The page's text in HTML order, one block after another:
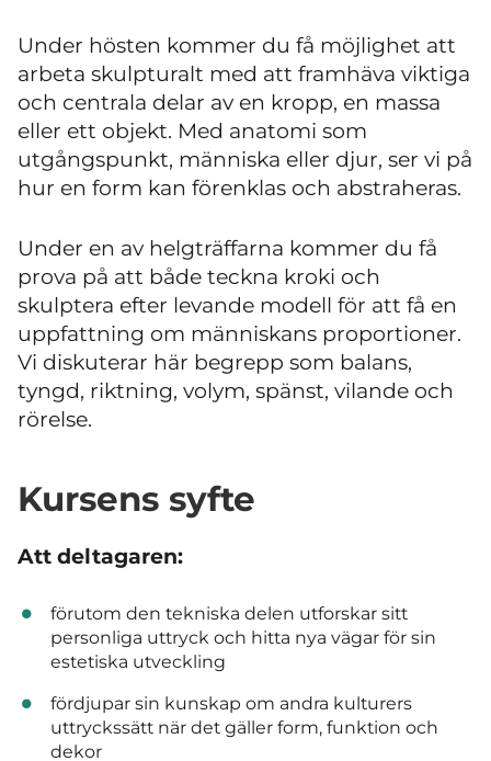
Under hösten kommer du få möjlighet att
arbeta skulpturalt med att framhäva viktiga
och centrala delar av en kropp, en massa
eller ett objekt. Med anatomi som
utgångspunkt, människa eller djur, ser vi på
hur en form kan förenklas och abstraheras.
Under en av helgträffarna kommer du få
prova på att både teckna kroki och
skulptera efter levande modell för att få en
uppfattning om människans proportioner.
Vi diskuterar här begrepp som balans,
tyngd, riktning, volym, spänst, vilande och
rörelse.
Kursens syfte
Att deltagaren:
förutom den tekniska delen utforskar sitt
personliga uttryck och hitta nya vägar för sin
estetiska utveckling
fördjupar sin kunskap om andra kulturers
uttryckssätt när det gäller form, funktion och
dekor